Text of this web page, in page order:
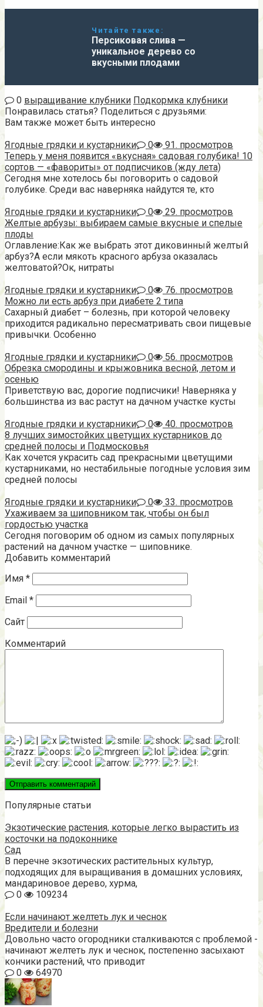
Читайте также:
Персиковая слива —
уникальное дерево со
вкусными плодами
0 выращивание клубники Подкормка клубники
Понравилась статья? Поделиться с друзьями:
Вам также может быть интересно
Ягодные грядки и кустарники
0
91. просмотров
Теперь у меня появится «вкусная» садовая голубика! 10
сортов — «фавориты» от подписчиков (жду лета)
Сегодня мне хотелось бы поговорить о садовой
голубике. Среди вас наверняка найдутся те, кто
Ягодные грядки и кустарники
0
29. просмотров
Желтые арбузы: выбираем самые вкусные и спелые
плоды
Оглавление:Как же выбрать этот диковинный желтый
арбуз?А если мякоть красного арбуза оказалась
желтоватой?Ок, нитраты
Ягодные грядки и кустарники
0
76. просмотров
Можно ли есть арбуз при диабете 2 типа
Сахарный диабет – болезнь, при которой человеку
приходится радикально пересматривать свои пищевые
привычки. Особенно
Ягодные грядки и кустарники
0
56. просмотров
Обрезка смородины и крыжовника весной, летом и
осенью
Приветствую вас, дорогие подписчики! Наверняка у
большинства из вас растут на дачном участке кусты
Ягодные грядки и кустарники
0
40. просмотров
8 лучших зимостойких цветущих кустарников до
средней полосы и Подмосковья
Как хочется украсить сад прекрасными цветущими
кустарниками, но нестабильные погодные условия зим
средней полосы
Ягодные грядки и кустарники
0
33. просмотров
Ухаживаем за шиповником так, чтобы он был
гордостью участка
Сегодня поговорим об одном из самых популярных
растений на дачном участке — шиповнике.
Добавить комментарий
Имя *
Email *
Сайт
Комментарий
Популярные статьи
Экзотические растения, которые легко вырастить из
косточки на подоконнике
Сад
В перечне экзотических растительных культур,
подходящих для выращивания в домашних условиях,
мандариновое дерево, хурма,
0
109234
Если начинают желтеть лук и чеснок
Вредители и болезни
Довольно часто огородники сталкиваются с проблемой -
начинают желтеть лук и чеснок, постепенно засыхают
кончики растений, что приводит
0
64970